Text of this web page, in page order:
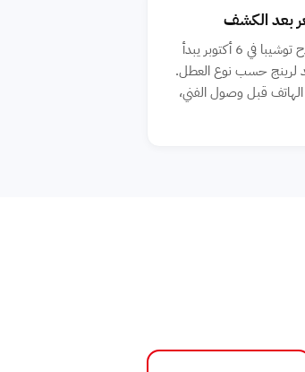
بعد الكشف
الحد الأدنى لأي زيارة وإصلاح توشيبا في 6 أكتوبر يبدأ
لرينج حسب نوع العطل.
الهاتف قبل وصول الفني،